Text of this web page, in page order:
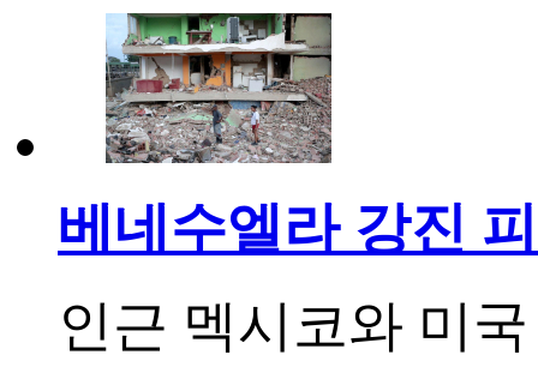
베네수엘라 강진
인근 멕시코와 미